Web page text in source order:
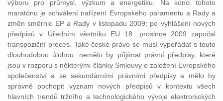
výboru pro průmysl, výzkum a energetiku. Na konci tohoto
maratónu je schválení nařízení Evropského paramentu a Rady a
změn směrnic EP a Rady v listopadu 2009; po vyhlášení nových
předpisů v Úředním věstníku EU 18. prosince 2009 započal
transpoziční proces. Také české právo se musí vypořádat s touto
dlouhodobou úlohou; nemělo by přijímat právní předpisy, které
jsou v rozporu s některými články Smlouvy o založení Evropského
společenství a se sekundárními právními předpisy a mělo by
správně pochopit význam nových předpisů v kontextu všech
hlavních trendů tržního a technologického vývoje elektronických